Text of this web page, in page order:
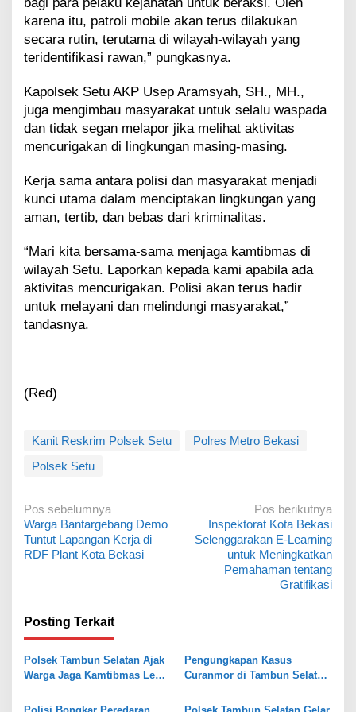
karena itu, patroli mobile akan terus dilakukan
secara rutin, terutama di wilayah-wilayah yang
teridentifikasi rawan,” pungkasnya.
Kapolsek Setu AKP Usep Aramsyah, SH., MH.,
juga mengimbau masyarakat untuk selalu waspada
dan tidak segan melapor jika melihat aktivitas
mencurigakan di lingkungan masing-masing.
Kerja sama antara polisi dan masyarakat menjadi
kunci utama dalam menciptakan lingkungan yang
aman, tertib, dan bebas dari kriminalitas.
“Mari kita bersama-sama menjaga kamtibmas di
wilayah Setu. Laporkan kepada kami apabila ada
aktivitas mencurigakan. Polisi akan terus hadir
untuk melayani dan melindungi masyarakat,”
tandasnya.
(Red)
Kanit Reskrim Polsek Setu
Polres Metro Bekasi
Polsek Setu
N
a
v
a
s
i
Pos sebelumnya
Warga Bantargebang Demo
Tuntut Lapangan Kerja di
RDF Plant Kota Bekasi
Pos berikutnya
Inspektorat Kota Bekasi
Selenggarakan E-Learning
untuk Meningkatkan
Pemahaman tentang
Gratifikasi
Posting Terkait
Polsek Tambun Selatan Ajak
Warga Jaga Kamtibmas Lewat
Pengungkapan Kasus
Curanmor di Tambun Selatan,
dan Puluhan Amunisi